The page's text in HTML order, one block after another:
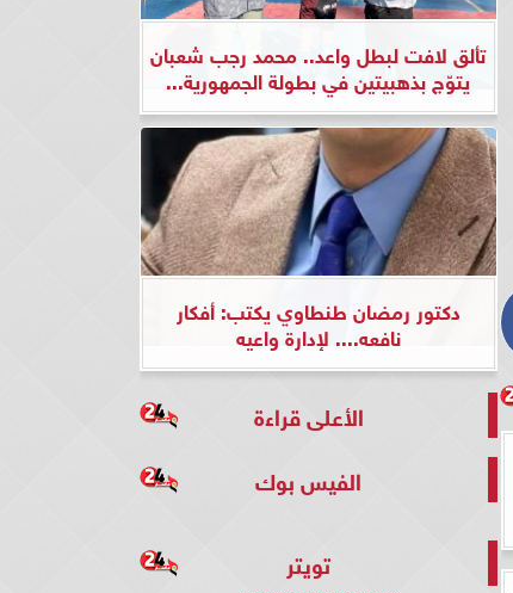
تألق لافت لبطل واعد.. محمد رجب شعبان
يتوّج بذهبيتين في بطولة الجمهورية...
دكتور رمضان طنطاوي يكتب: أفكار
نافعه.... لإدارة واعيه
الأعلى قراءة
الفيس بوك
تويتر